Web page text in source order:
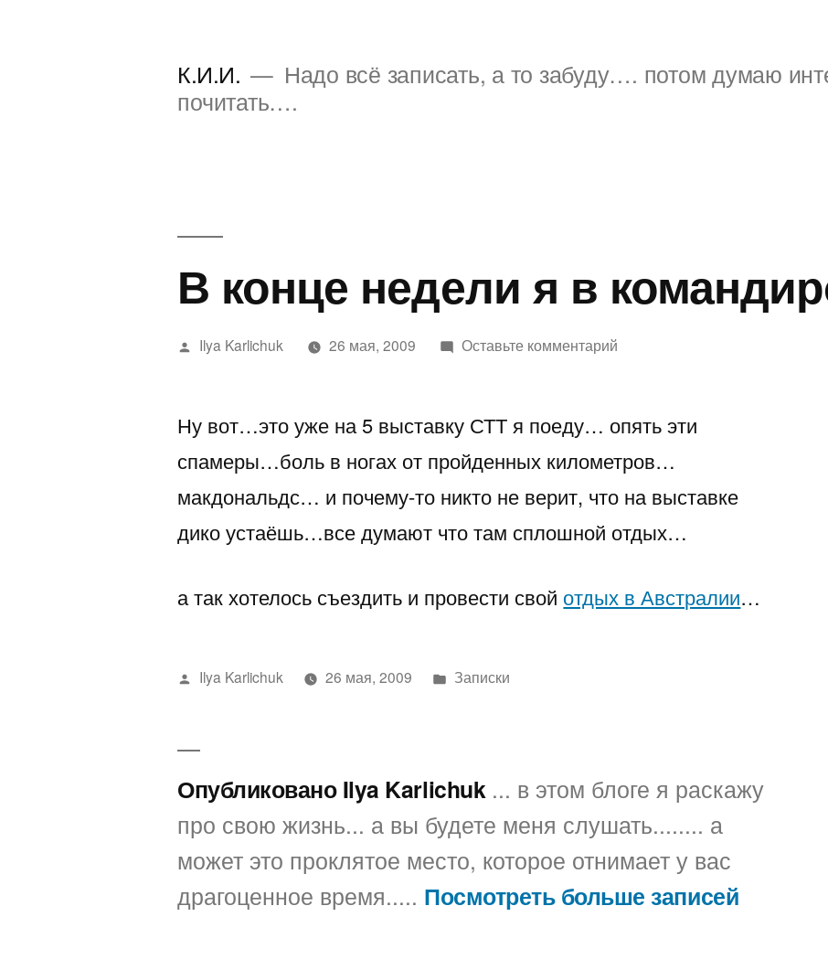
К.И.И.
Надо всё записать, а то забуду…. потом думаю
почитать….
В конце недели я в
Написано
Ilya Karlichuk 26 мая, 2009 Оставьте комментарийк
недели
в
командировку….
Ну вот…это уже на 5 выставку СТТ я поеду… опять эти
спамеры…боль в ногах от пройденных километров…
макдональдс… и почему-то никто не верит, что на выставке
дико устаёшь…все думают что там сплошной отдых…
а так хотелось съездить и провести свой отдых в Австралии…
Написано
Ilya Karlichuk 26 мая, 2009
Написано
Записки
Опубликовано Ilya Karlichuk ... в этом блоге я раскажу
про свою жизнь... а вы будете меня слушать........ а
может это проклятое место, которое отнимает у вас
драгоценное время..... Посмотреть больше записей